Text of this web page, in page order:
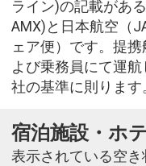
ライン)の記載があ
AMX)と日本航空（
ェア便）です。提
よび乗務員にて運
社の基準に則ります
宿泊施設・ホ
表示されている空